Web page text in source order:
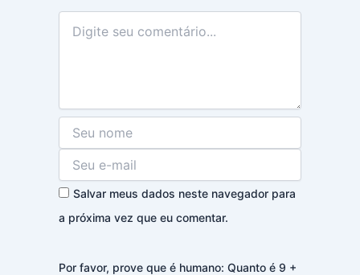
Salvar meus dados neste navegador para
a próxima vez que eu comentar.
Por favor, prove que é humano: Quanto é 9 +